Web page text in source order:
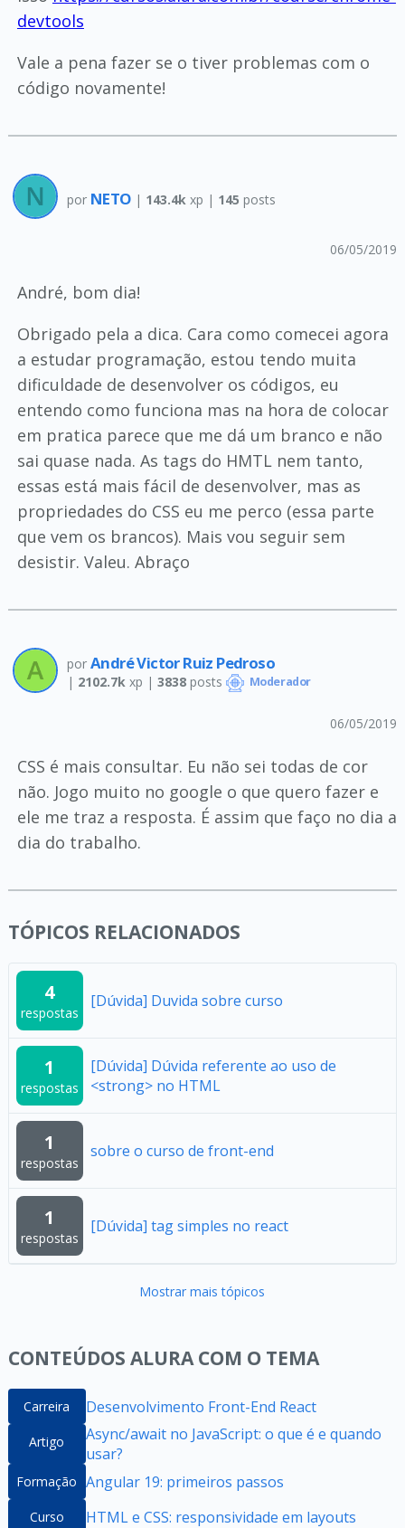
devtools
Vale a pena fazer se o tiver problemas com o
código novamente!
por NETO | 143.4k xp | 145 posts
06/05/2019
André, bom dia!
Obrigado pela a dica. Cara como comecei agora
a estudar programação, estou tendo muita
dificuldade de desenvolver os códigos, eu
entendo como funciona mas na hora de colocar
em pratica parece que me dá um branco e não
sai quase nada. As tags do HMTL nem tanto,
essas está mais fácil de desenvolver, mas as
propriedades do CSS eu me perco (essa parte
que vem os brancos). Mais vou seguir sem
desistir. Valeu. Abraço
por André Victor Ruiz Pedroso
| 2102.7k xp | 3838posts Moderador
06/05/2019
CSS é mais consultar. Eu não sei todas de cor
não. Jogo muito no google o que quero fazer e
ele me traz a resposta. É assim que faço no dia a
dia do trabalho.
TÓPICOS RELACIONADOS
4
respostas
[Dúvida] Duvida sobre curso
1
respostas
[Dúvida] Dúvida referente ao uso de
<strong> no HTML
1
respostas
sobre o curso de front-end
1
respostas
[Dúvida] tag simples no react
Mostrar mais tópicos
CONTEÚDOS ALURA COM O TEMA
Carreira Desenvolvimento Front-End React
Artigo
Async/await no JavaScript: o que é e quando
usar?
Formação Angular 19: primeiros passos
Curso HTML e CSS: responsividade em layouts